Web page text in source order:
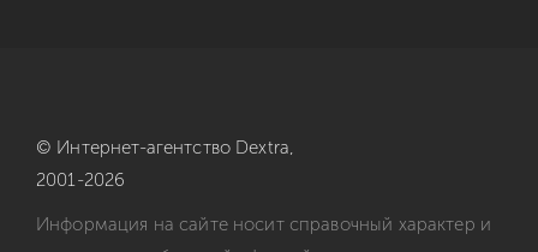
© Интернет-агентство Dextra,
2001-2026
Информация на сайте носит справочный характер и